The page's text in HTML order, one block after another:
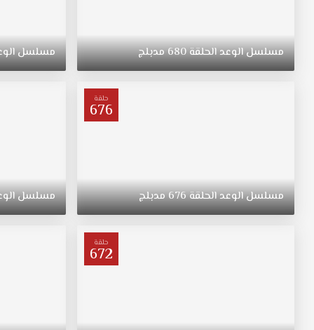
متواضعة
وشابة
وجميلة
بعد
وفاة
مسلسلالوعدالحلقة680مدبلج مسلسل
حلقة
676
مسلسلالوعدالحلقة676مدبلج مسلسل
حلقة
672